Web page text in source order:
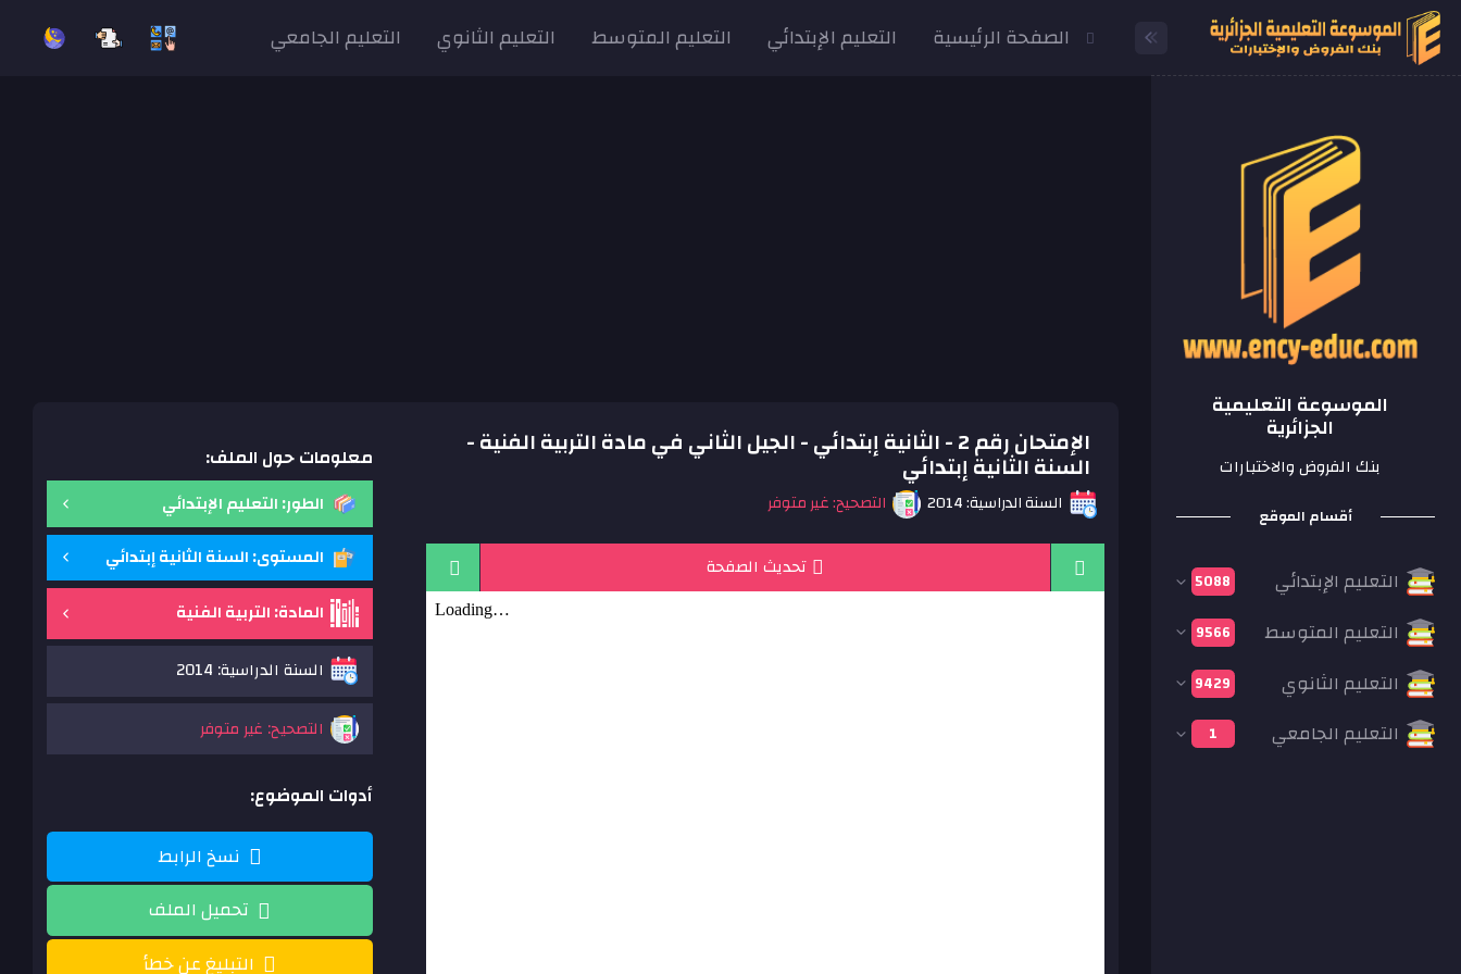
الصفحة الرئيسية التعليم الإبتدائي التعليم المتوسط التعليم الثانوي التعليم الجامعي
الموسوعة التعليمية
الجزائرية
بنك الفروض والاختبارات
أقسام الموقع
التعليم الإبتدائي 5088
التعليم المتوسط 9566
التعليم الثانوي 9429
التعليم الجامعي 1
الإمتحان رقم 2 - الثانية إبتدائي - الجيل الثاني في مادة التربية الفنية -
السنة الثانية إبتدائي
السنة الدراسية: 2014 التصحيح: غير متوفر
تحديث الصفحة
معلومات حول الملف:
الطور: التعليم الإبتدائي
المستوى: السنة الثانية إبتدائي
المادة: التربية الفنية
السنة الدراسية: 2014
التصحيح: غير متوفر
أدوات الموضوع:
نسخ الرابط
تحميل الملف
التبليغ عن خطأ